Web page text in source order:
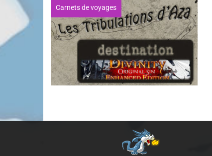
Carnets de voyages